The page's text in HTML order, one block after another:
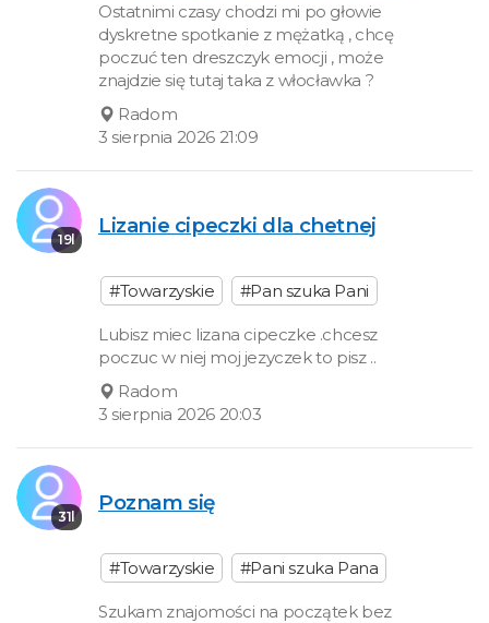
Ostatnimi czasy chodzi mi po głowie
dyskretne spotkanie z mężatką , chcę
poczuć ten dreszczyk emocji , może
znajdzie się tutaj taka z włocławka ?
Radom
3 sierpnia 2026 21:09
19l
Lizanie cipeczki dla chetnej
#Towarzyskie #Pan szuka Pani
Lubisz miec lizana cipeczke .chcesz
poczuc w niej moj jezyczek to pisz ..
Radom
3 sierpnia 2026 20:03
31l
Poznam się
#Towarzyskie #Pani szuka Pana
Szukam znajomości na początek bez